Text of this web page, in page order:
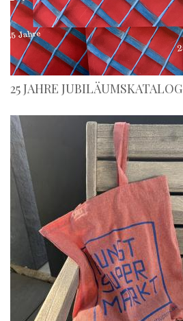
25 JAHRE JUBILÄUMSKATALOG